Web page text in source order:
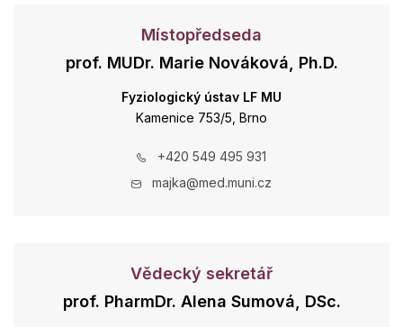
Místopředseda
prof. MUDr. Marie Nováková, Ph.D.
Fyziologický ústav LF MU
Kamenice 753/5, Brno
+420 549 495 931
majka@med.muni.cz
Vědecký sekretář
prof. PharmDr. Alena Sumová, DSc.